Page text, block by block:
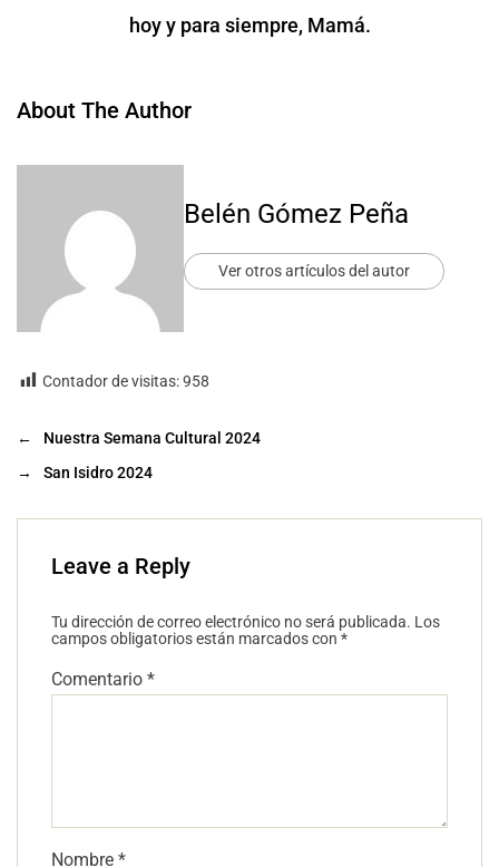
hoy y para siempre, Mamá.
About The Author
Belén Gómez Peña
Ver otros artículos del autor
Contador de visitas:958
←
Nuestra Semana Cultural 2024
→
San Isidro 2024
Leave a Reply
Tu dirección de correo electrónico no será publicada. Los
campos obligatorios están marcados con *
Comentario *
Nombre *